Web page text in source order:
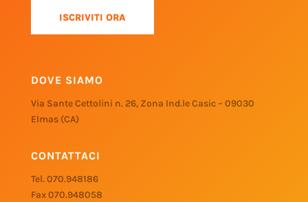
DOVE SIAMO
Via Sante Cettolini n. 26, Zona Ind.le Casic – 09030
Elmas (CA)
CONTATTACI
Tel. 070.948186
Fax 070.948058